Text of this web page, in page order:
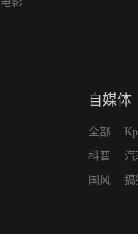
自媒体
全部
科普
国风
汽
搞